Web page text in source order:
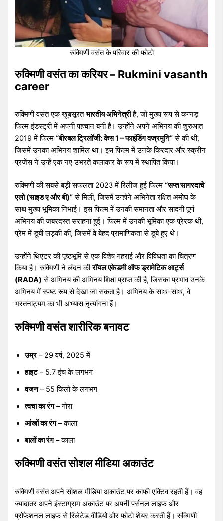
रुक्मिणी वसंत के परिवार की फोटो
रुक्मिणी वसंत का करियर – Rukmini vasanth
career
रुक्मिणी वसंत एक खूबसूरतभारतीय अभिनेत्रीहैं, जो मुख्य रूप से कन्नड़
फिल्म इंडस्ट्री में अपनी पहचान बनी हैं। उन्होंने अपने अभिनय की शुरुआत
2019 में फिल्म“बीरबल ट्रिलॉजी: केस 1 – फाइंडिंग वज्रमुनि”से की थी,
जिसमें उनका अभिनय शामिल था। इस फिल्म में उनके किरदार और स्क्रीन
प्रजेंस ने उन्हें एक नए उभरते कलाकार के रूप में स्थापित किया।
रुक्मिणी की सबसे बड़ी सफलता 2023 में रिलीज हुई फिल्म“सप्त सागरदाचे
एलो (साइड ए और बी)”से मिली, जिसमें उन्होंने अभिनेता रक्षित अमोघ के
साथ मुख्य भूमिका निभाई। इस फिल्म में उनकी समानता और सादगी पूर्ण
अभिनय की जबरदस्त सराहना हुई। फिल्म में उनकी भूमिका एक प्रेरक थी,
प्रेम में डूबी लड़की की, जिसमें वे बेहद प्रामाणिकता से डूबे हुए थे।
उन्होंने थिएटर की पृष्ठभूमि से एक विशेष गहराई और विविधता का चित्रण
किया है। रुक्मिणी ने लंदन कीरॉयल एकेडमी ऑफ ड्रामेटिक आर्ट्स
(RADA) से अभिनय की अभिनय शिक्षा प्राप्त की है, जिसका प्रभाव उनके
अभिनय में स्पष्ट रूप से देखा जा सकता है। अभिनय के साथ-साथ, वे
भरतनाट्यम का भी अभ्यास नृत्यांगना हैं।
रुक्मिणी वसंत शारीरिक बनावट
उम्र– 29 वर्ष, 2025 में
हाइट– 5.7 इंच के लगभग
वजन– 55 किलो के लगभग
त्वचा का रंग– गोरा
आंखों का रंग– काला
बालों का रंग– काला
रुक्मिणी वसंत सोशल मीडिया अकाउंट
रुक्मिणी वसंत अपने सोशल मीडिया अकाउंट पर काफी एक्टिव रहती हैं। वह
ज्यादातर अपने इंस्टाग्राम अकाउंट पर अपनी पर्सनल लाइफ और
प्रोफेशनल लाइफ से रिलेटेड वीडियो और फोटो शेयर करती हैं। रुक्मिणी